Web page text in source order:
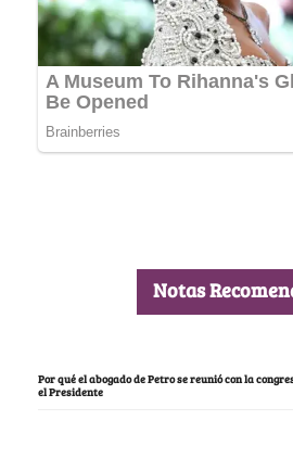
Notas
Por qué el abogado de Petro se reunió con la
el Presidente